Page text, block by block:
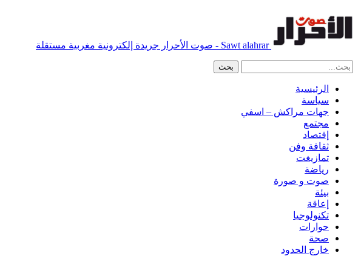
Sawt alahrar - صوت الأحرار جريدة إلكترونية مغربية مستقلة
الرئيسية
سياسة
جهات مراكش – اسفي
مجتمع
إقتصاد
ثقافة وفن
تمازيغت
رياضة
صوت و صورة
بيئة
إعاقة
تكنولوجيا
حوارات
صحة
خارج الحدود